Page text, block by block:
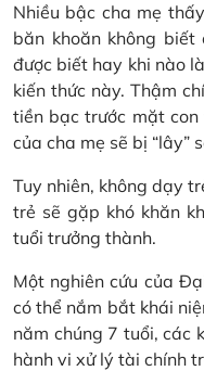
Nhiều bậc cha mẹ
băn khoăn không
được biết hay khi nào
kiến thức này. Thậm
tiền bạc trước mặt
của cha mẹ sẽ bị “lây”
Tuy nhiên, không dạy
trẻ sẽ gặp khó khăn
tuổi trưởng thành.
Một nghiên cứu của
có thể nắm bắt khái
năm chúng 7 tuổi, các
hành vi xử lý tài chính